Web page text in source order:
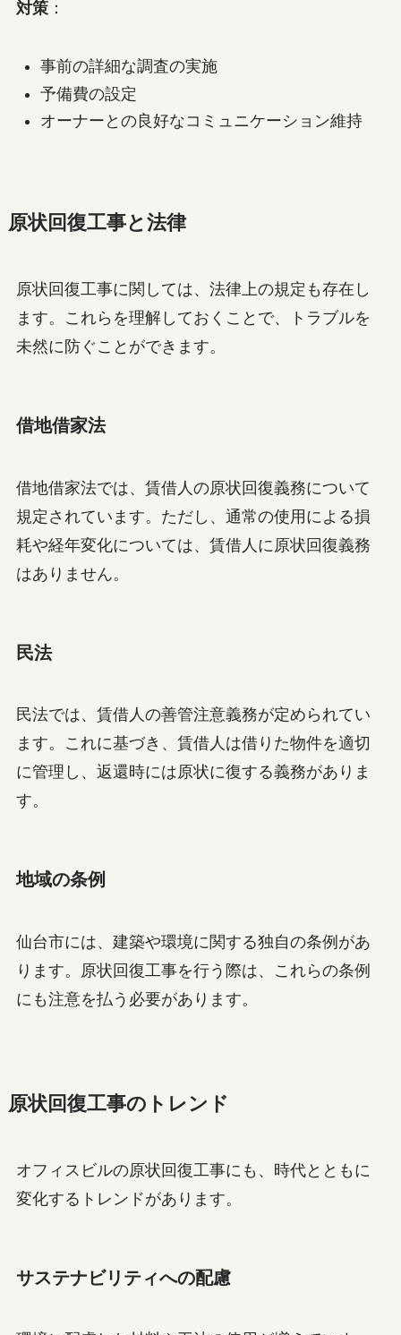
対策：
事前の詳細な調査の実施
予備費の設定
オーナーとの良好なコミュニケーション維持
原状回復工事と法律
原状回復工事に関しては、法律上の規定も存在し
ます。これらを理解しておくことで、トラブルを
未然に防ぐことができます。
借地借家法
借地借家法では、賃借人の原状回復義務について
規定されています。ただし、通常の使用による損
耗や経年変化については、賃借人に原状回復義務
はありません。
民法
民法では、賃借人の善管注意義務が定められてい
ます。これに基づき、賃借人は借りた物件を適切
に管理し、返還時には原状に復する義務がありま
す。
地域の条例
仙台市には、建築や環境に関する独自の条例があ
ります。原状回復工事を行う際は、これらの条例
にも注意を払う必要があります。
原状回復工事のトレンド
オフィスビルの原状回復工事にも、時代とともに
変化するトレンドがあります。
サステナビリティへの配慮